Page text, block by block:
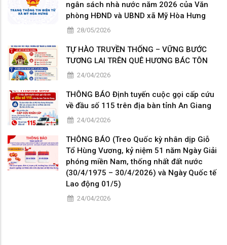
ngân sách nhà nước năm 2026 của Văn
phòng HĐND và UBND xã Mỹ Hòa Hưng
28/05/2026
TỰ HÀO TRUYỀN THỐNG – VỮNG BƯỚC
TƯƠNG LAI TRÊN QUÊ HƯƠNG BÁC TÔN
24/04/2026
THÔNG BÁO Định tuyến cuộc gọi cấp cứu
về đầu số 115 trên địa bàn tỉnh An Giang
24/04/2026
THÔNG BÁO (Treo Quốc kỳ nhân dịp Giỗ
Tổ Hùng Vương, kỷ niệm 51 năm Ngày Giải
phóng miền Nam, thống nhất đất nước
(30/4/1975 – 30/4/2026) và Ngày Quốc tế
Lao động 01/5)
24/04/2026